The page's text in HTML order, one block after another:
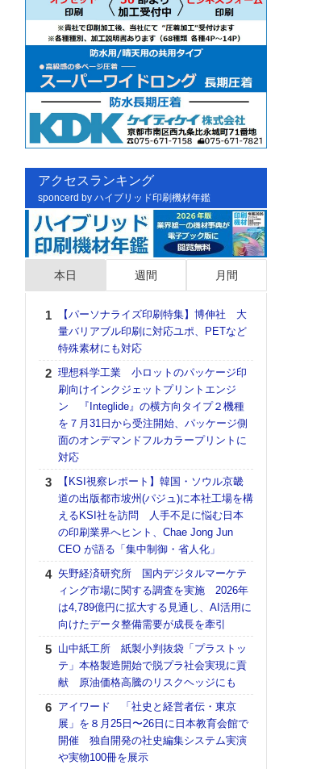
アクセスランキング
sponcerd by ハイブリッド印刷機材年鑑
本日 週間 月間
【パーソナライズ印刷特集】博伸社 大
量バリアブル印刷に対応ユポ、PETなど
特殊素材にも対応
理想科学工業 小ロットのパッケージ印
刷向けインクジェットプリントエンジ
ン 『Integlide』の横方向タイプ２機種
を７月31日から受注開始、パッケージ側
面のオンデマンドフルカラープリントに
対応
【KSI視察レポート】韓国・ソウル京畿
道の出版都市坡州(パジュ)に本社工場を構
えるKSI社を訪問 人手不足に悩む日本
の印刷業界へヒント、Chae Jong Jun
CEO が語る「集中制御・省人化」
矢野経済研究所 国内デジタルマーケテ
ィング市場に関する調査を実施 2026年
は4,789億円に拡大する見通し、AI活用に
向けたデータ整備需要が成長を牽引
山中紙工所 紙製小判抜袋「プラストッ
テ」本格製造開始で脱プラ社会実現に貢
献 原油価格高騰のリスクヘッジにも
アイワード 「社史と経営者伝・東京
展」を８月25日〜26日に日本教育会館で
開催 独自開発の社史編集システム実演
や実物100冊を展示